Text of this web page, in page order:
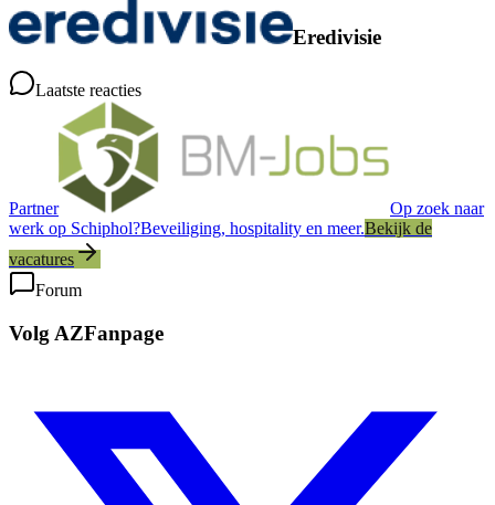
Eredivisie
Laatste reacties
Partner
Op zoek naar
werk op Schiphol?Beveiliging, hospitality en meer.Bekijk de
vacatures
Forum
Volg AZFanpage